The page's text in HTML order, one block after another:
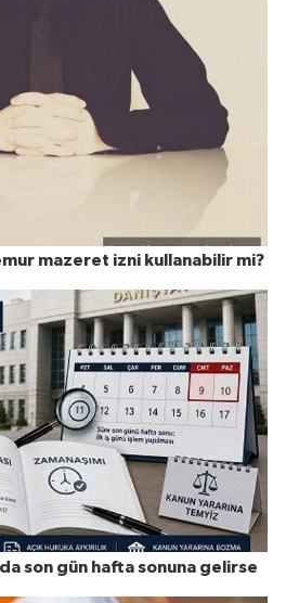
mazeret izni kullanabilir mi?
son gün hafta sonuna gelirse